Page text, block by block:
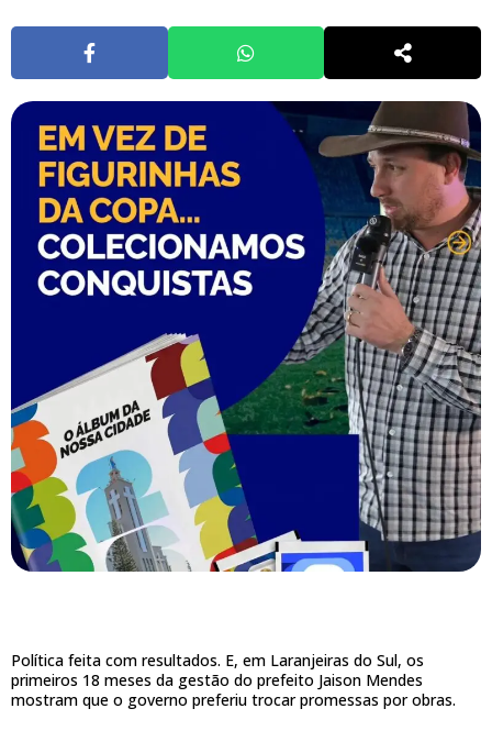
Política feita com resultados. E, em Laranjeiras do Sul, os
primeiros 18 meses da gestão do prefeito Jaison Mendes
mostram que o governo preferiu trocar promessas por obras.